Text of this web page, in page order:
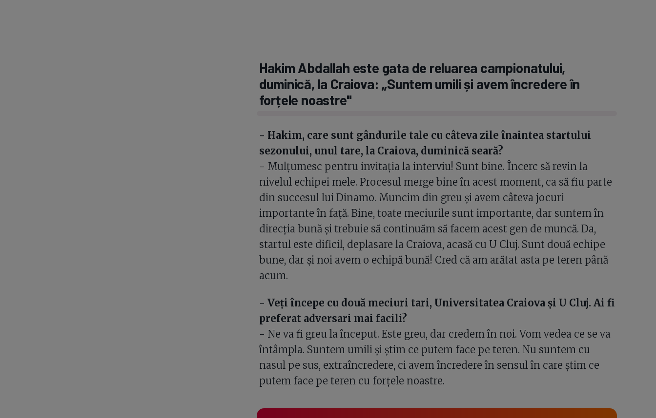
Hakim Abdallah este gata de reluarea campionatului,
duminică, la Craiova: „Suntem umili și avem încredere în
forțele noastre"
- Hakim, care sunt gândurile tale cu câteva zile înaintea startului
sezonului, unul tare, la Craiova, duminică seară?
- Mulțumesc pentru invitația la interviu! Sunt bine. Încerc să revin la
nivelul echipei mele. Procesul merge bine în acest moment, ca să fiu parte
din succesul lui Dinamo. Muncim din greu și avem câteva jocuri
importante în față. Bine, toate meciurile sunt importante, dar suntem în
direcția bună și trebuie să continuăm să facem acest gen de muncă. Da,
startul este dificil, deplasare la Craiova, acasă cu U Cluj. Sunt două echipe
bune, dar și noi avem o echipă bună! Cred că am arătat asta pe teren până
acum.
- Veți începe cu două meciuri tari, Universitatea Craiova și U Cluj. Ai fi
preferat adversari mai facili?
- Ne va fi greu la început. Este greu, dar credem în noi. Vom vedea ce se va
întâmpla. Suntem umili și știm ce putem face pe teren. Nu suntem cu
nasul pe sus, extraîncredere, ci avem încredere în sensul în care știm ce
putem face pe teren cu forțele noastre.